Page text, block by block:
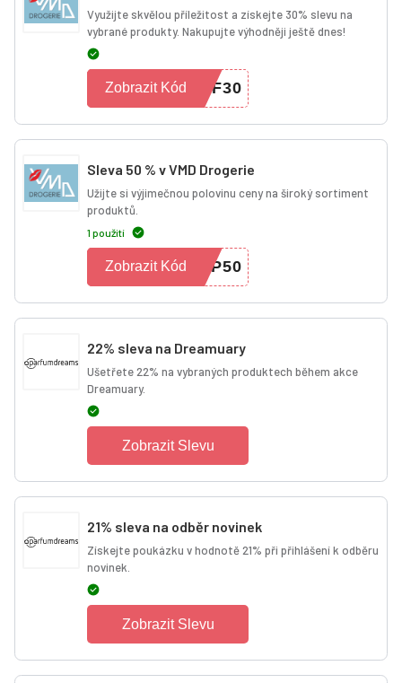
Využijte skvělou příležitost a získejte 30% slevu na
vybrané produkty. Nakupujte výhodněji ještě dnes!
FF30
Zobrazit Kód
Sleva 50 % v VMD Drogerie
Užijte si výjimečnou polovinu ceny na široký sortiment
produktů.
1 použití
YP50
Zobrazit Kód
22% sleva na Dreamuary
Ušetřete 22% na vybraných produktech během akce
Dreamuary.
Zobrazit Slevu
21% sleva na odběr novinek
Získejte poukázku v hodnotě 21% při přihlášení k odběru
novinek.
Zobrazit Slevu